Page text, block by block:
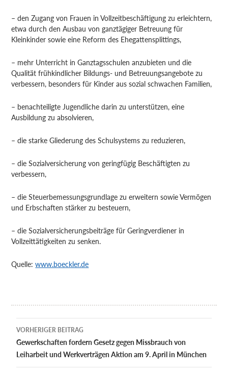
– den Zugang von Frauen in Vollzeitbeschäftigung zu erleichtern,
etwa durch den Ausbau von ganztägiger Betreuung für
Kleinkinder sowie eine Reform des Ehegattensplittings,
– mehr Unterricht in Ganztagsschulen anzubieten und die
Qualität frühkindlicher Bildungs- und Betreuungsangebote zu
verbessern, besonders für Kinder aus sozial schwachen Familien,
– benachteiligte Jugendliche darin zu unterstützen, eine
Ausbildung zu absolvieren,
– die starke Gliederung des Schulsystems zu reduzieren,
– die Sozialversicherung von geringfügig Beschäftigten zu
verbessern,
– die Steuerbemessungsgrundlage zu erweitern sowie Vermögen
und Erbschaften stärker zu besteuern,
– die Sozialversicherungsbeiträge für Geringverdiener in
Vollzeittätigkeiten zu senken.
Quelle:www.boeckler.de
Beitragsnavigation
VORHERIGER BEITRAG
Gewerkschaften fordern Gesetz gegen Missbrauch von
Leiharbeit und Werkverträgen Aktion am 9. April in München